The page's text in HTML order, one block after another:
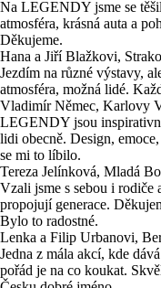
Na LEGENDY jsme se
atmosféra, krásná auta a
Děkujeme.
Hana a Jiří Blažkovi,
Jezdím na různé výstavy,
atmosféra, možná lidé.
Vladimír Němec, Karlovy
LEGENDY jsou
lidi obecně. Design,
se mi to líbilo.
Tereza Jelínková, Mladá
Vzali jsme s sebou i
propojují generace.
Bylo to radostné.
Lenka a Filip Urbanovi,
Jedna z mála akcí, kde
pořád je na co koukat.